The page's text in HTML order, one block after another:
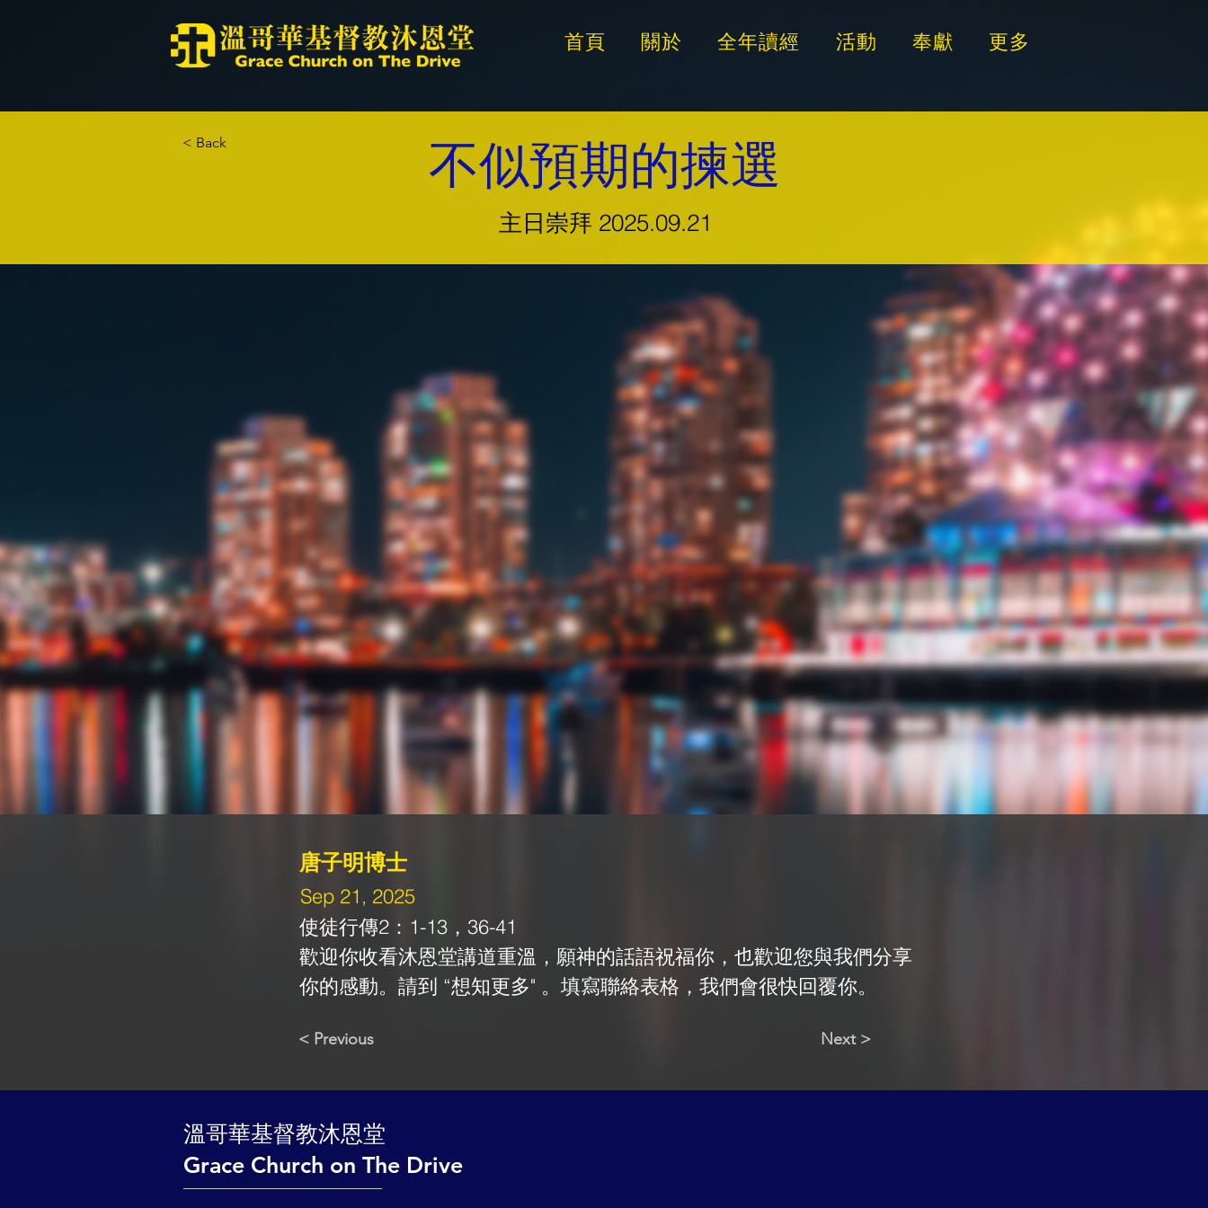
首頁 關於 全年讀經 活動 奉獻 更多
< Back 不似預期的揀選
主日崇拜 2025.09.21
唐子明博士
Sep 21, 2025
使徒行傳2：1-13，36-41
歡迎你收看沐恩堂講道重溫，願神的話語祝福你，也歡迎您與我們分享
你的感動。請到 “想知更多" 。填寫聯絡表格，我們會很快回覆你。
< Previous Next >
​溫哥華基督教沐恩堂
Grace Church on The Drive